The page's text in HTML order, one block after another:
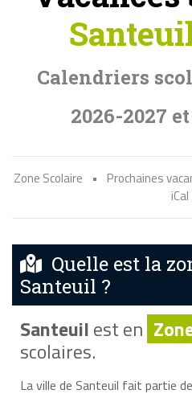
Calendriers
2026-2027
Zone Scolaire • Prochaines
iCal
Quelle est la
Santeuil ?
Santeuilest en
scolaires.
La ville de Santeuil fait partie